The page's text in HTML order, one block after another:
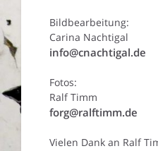
Bildbearbeitung:
Carina Nachtigal
info@cnachtigal.de
Fotos:
Ralf Timm
forg@ralftimm.de
Vielen Dank an Ralf